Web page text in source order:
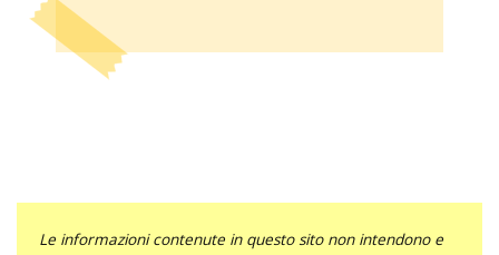
Le informazioni contenute in questo sito non intendono e